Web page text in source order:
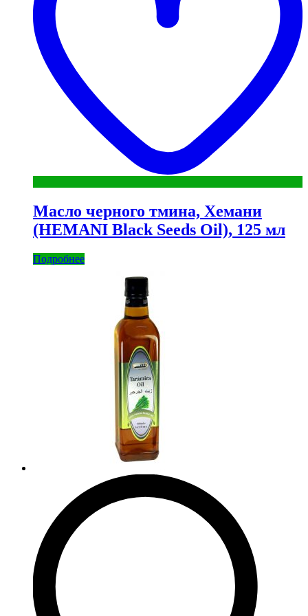
Масло черного тмина, Хемани
(HEMANI Black Seeds Oil), 125 мл
Подробнее